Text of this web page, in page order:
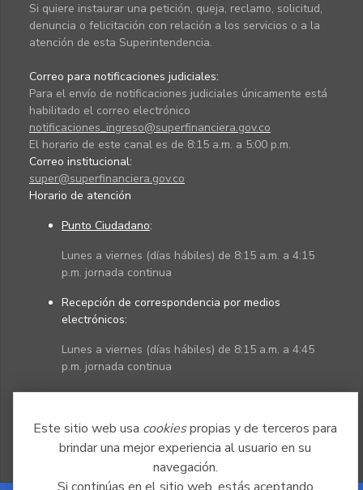
Este sitio web usa cookiespropias y de terceros para
brindar una mejor experiencia al usuario en su
navegación.
Si quiere instaurar una petición, queja, reclamo, solicitud,
denuncia o felicitación con relación a los servicios o a la
atención de esta Superintendencia.
Correo para notificaciones judiciales:
Para el envío de notificaciones judiciales únicamente está
habilitado el correo electrónico
notificaciones_ingreso@superfinanciera.gov.co
El horario de este canal es de 8:15 a.m. a 5:00 p.m.
Correo institucional:
super@superfinanciera.gov.co
Horario de atención
Punto Ciudadano:
Lunes a viernes (días hábiles) de 8:15 a.m. a 4:15
p.m. jornada continua
Recepción de correspondencia por medios
electrónicos:
Lunes a viernes (días hábiles) de 8:15 a.m. a 4:45
p.m. jornada continua